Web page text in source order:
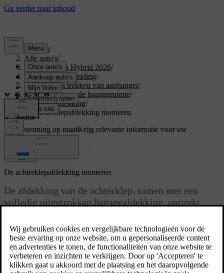
Support/
Alle auto's/
XC60 Plug-in Hybrid 2026/
Gebruikershandleiding/
Opbergen en trekken van aanhanger/
Opbergruimte in de bagageruimte/
Bagageafdekking/
De achterklepafdekking monteren
Ondersteuning op maatKrijg relevante informatie voor uw
specifieke auto.
Inloggen
Bijgewerkt 04/04/2025
De achterklepafdekking monteren
De afdekking van de achterklep, samen met een
volledig uitgetrokken bagageafdekking, onttrekt
De achterklepafdekking wordt aan de binnenkant van de achterklep
gemonteerd, net onder de achterruit. Wanneer de bagageafdekking
volledig is uitgeschoven en de afdekking van de achterklep is
gemonteerd, wordt het hele opbergvak van de bagageruimte bedekt.